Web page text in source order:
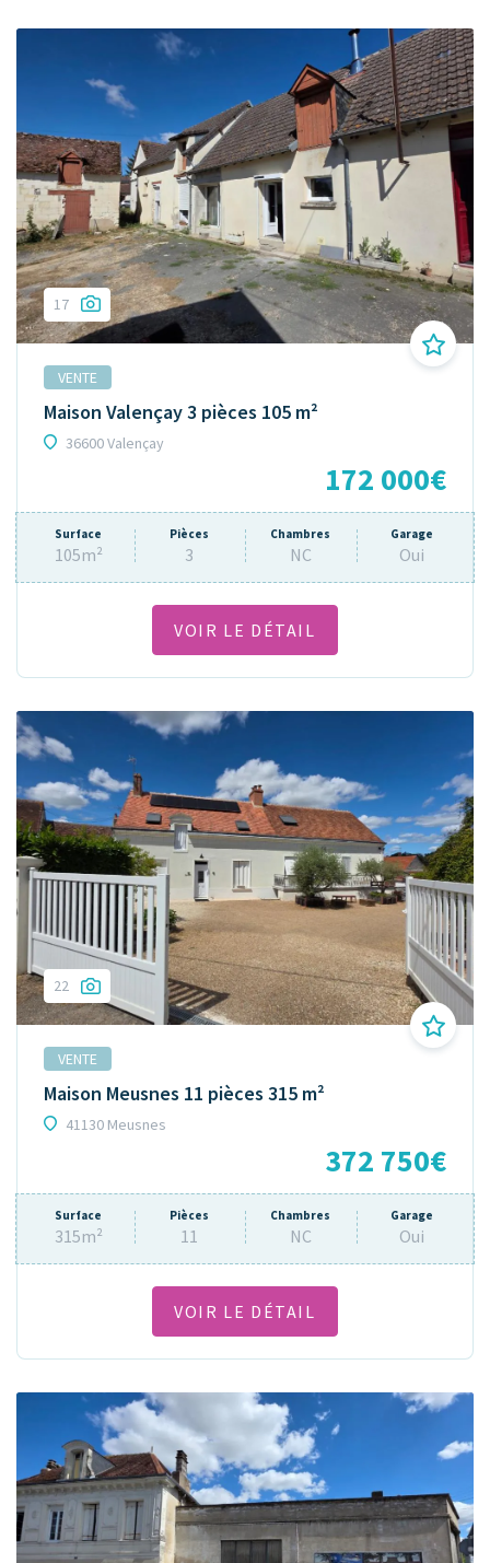
17
VENTE
Maison Valençay 3 pièces 105 m²
36600 Valençay
172 000€
Surface
105m²
Pièces
3
Chambres
NC
Garage
Oui
VOIR LE DÉTAIL
22
VENTE
Maison Meusnes 11 pièces 315 m²
41130 Meusnes
372 750€
Surface
315m²
Pièces
11
Chambres
NC
Garage
Oui
VOIR LE DÉTAIL